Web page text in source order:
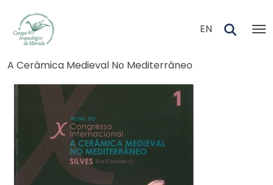
EN
Navegação estrutural
A Cerâmica Medieval No Mediterrâneo